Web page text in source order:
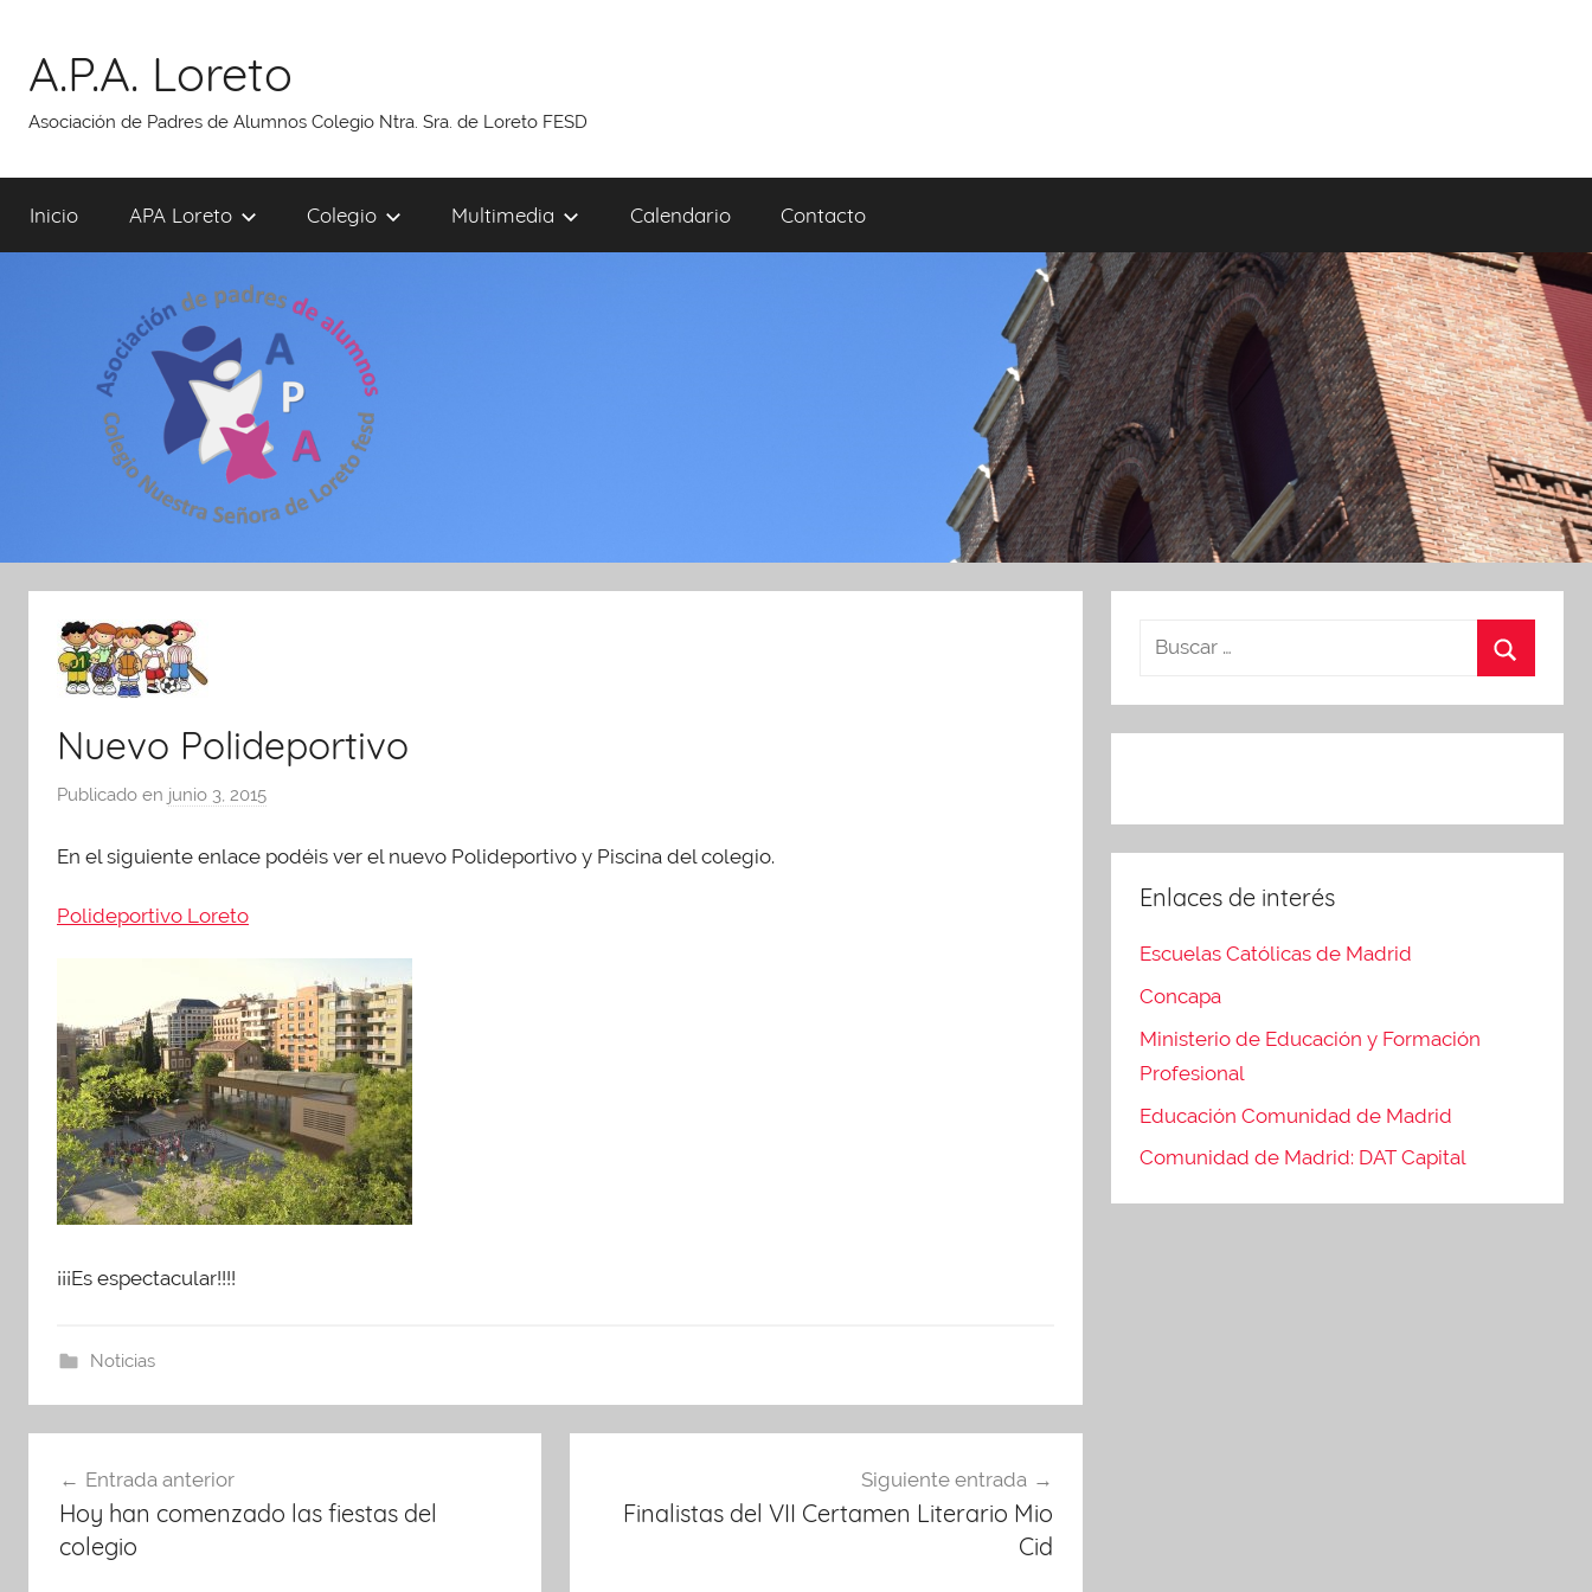
contenido
A.P.A. Loreto
Asociación de Padres de Alumnos Colegio Ntra. Sra. de Loreto FESD
Inicio APA Loreto Colegio Multimedia Calendario Contacto
Nuevo Polideportivo
Publicado en junio 3, 2015
r
n
A
P
A
En el siguiente enlace podéis ver el nuevo Polideportivo y Piscina del colegio.
Polideportivo Loreto
¡¡¡Es espectacular!!!!
Noticias
de
entradas
Entrada anterior
Hoy han comenzado las fiestas del
colegio
Siguiente entrada
Finalistas del VII Certamen Literario Mio
Cid
Enlaces de interés
Escuelas Católicas de Madrid
Concapa
Ministerio de Educación y Formación
Profesional
Educación Comunidad de Madrid
Comunidad de Madrid: DAT Capital